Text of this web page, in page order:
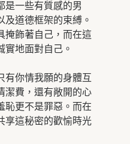
是一些有質感的男
及道德框架的束縛。
掩飾著自己，而在這
實地面對自己。
有你情我願的身體互
潔費，還有敞開的心
恥更不是罪惡。而在
享這秘密的歡愉時光